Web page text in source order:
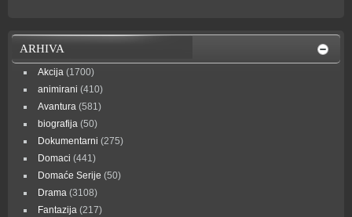
ARHIVA
Akcija (1700)
animirani (410)
Avantura (581)
biografija (50)
Dokumentarni (275)
Domaci (441)
Domaće Serije (50)
Drama (3108)
Fantazija (217)